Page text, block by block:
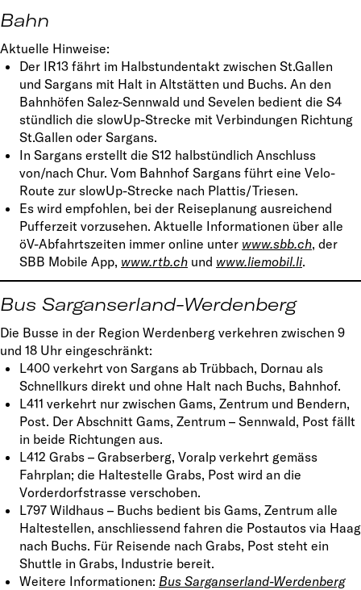
Bahn
Aktuelle Hinweise:
Der IR13 fährt im Halbstundentakt zwischen St.Gallen
und Sargans mit Halt in Altstätten und Buchs. An den
Bahnhöfen Salez-Sennwald und Sevelen bedient die S4
stündlich die slowUp-Strecke mit Verbindungen Richtung
St.Gallen oder Sargans.
In Sargans erstellt die S12 halbstündlich Anschluss
von/nach Chur. Vom Bahnhof Sargans führt eine Velo-
Route zur slowUp-Strecke nach Plattis/Triesen.
Es wird empfohlen, bei der Reiseplanung ausreichend
Pufferzeit vorzusehen. Aktuelle Informationen über alle
öV-Abfahrtszeiten immer online unter www.sbb.ch, der
SBB Mobile App, www.rtb.ch und www.liemobil.li.
Bus Sarganserland-Werdenberg
Die Busse in der Region Werdenberg verkehren zwischen 9
und 18 Uhr eingeschränkt:
L400 verkehrt von Sargans ab Trübbach, Dornau als
Schnellkurs direkt und ohne Halt nach Buchs, Bahnhof.
L411 verkehrt nur zwischen Gams, Zentrum und Bendern,
Post. Der Abschnitt Gams, Zentrum – Sennwald, Post fällt
in beide Richtungen aus.
L412 Grabs – Grabserberg, Voralp verkehrt gemäss
Fahrplan; die Haltestelle Grabs, Post wird an die
Vorderdorfstrasse verschoben.
L797 Wildhaus – Buchs bedient bis Gams, Zentrum alle
Haltestellen, anschliessend fahren die Postautos via Haag
nach Buchs. Für Reisende nach Grabs, Post steht ein
Shuttle in Grabs, Industrie bereit.
Weitere Informationen: Bus Sarganserland-Werdenberg